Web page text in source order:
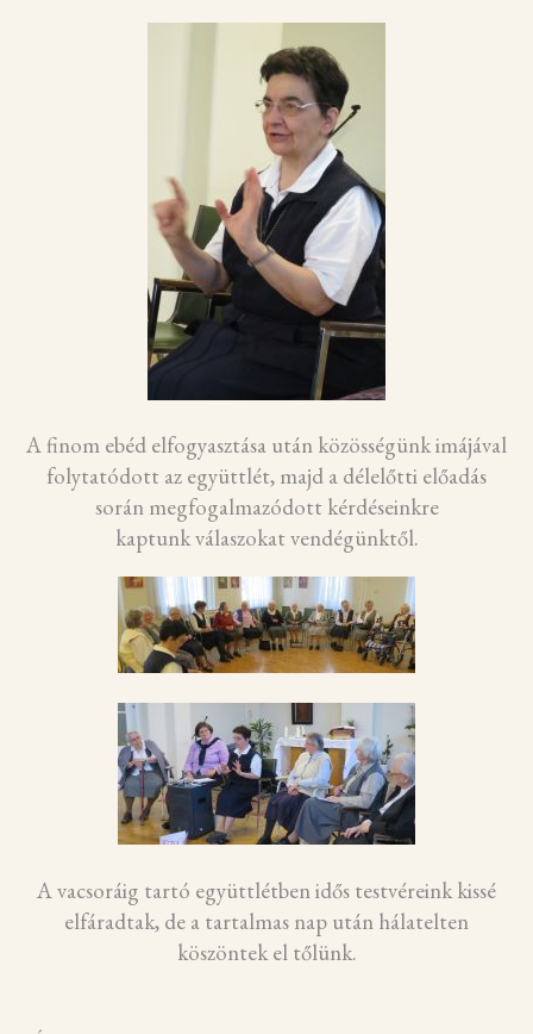
A finom ebéd elfogyasztása után közösségünk imájával
folytatódott az együttlét, majd a délelőtti előadás
során megfogalmazódott kérdéseinkre
kaptunk válaszokat vendégünktől.
A vacsoráig tartó együttlétben idős testvéreink kissé
elfáradtak, de a tartalmas nap után hálatelten
köszöntek el tőlünk.